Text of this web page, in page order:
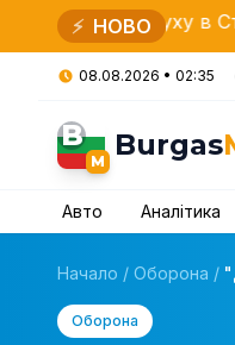
⚡ НОВО
руху в Старому
08.08.2026 • 02:35
B
M Burgas
Авто Аналітика
Начало / Оборона /
Оборона